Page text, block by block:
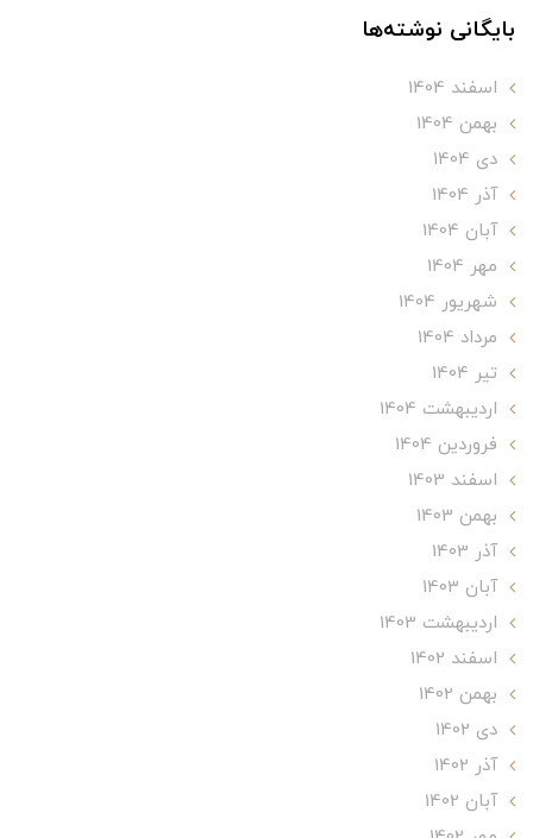
بایگانی نوشته‌ها
اسفند 1404
بهمن 1404
دی 1404
آذر 1404
آبان 1404
مهر 1404
شهریور 1404
مرداد 1404
تير 1404
ارديبهشت 1404
فروردین 1404
اسفند 1403
بهمن 1403
آذر 1403
آبان 1403
ارديبهشت 1403
اسفند 1402
بهمن 1402
دی 1402
آذر 1402
آبان 1402